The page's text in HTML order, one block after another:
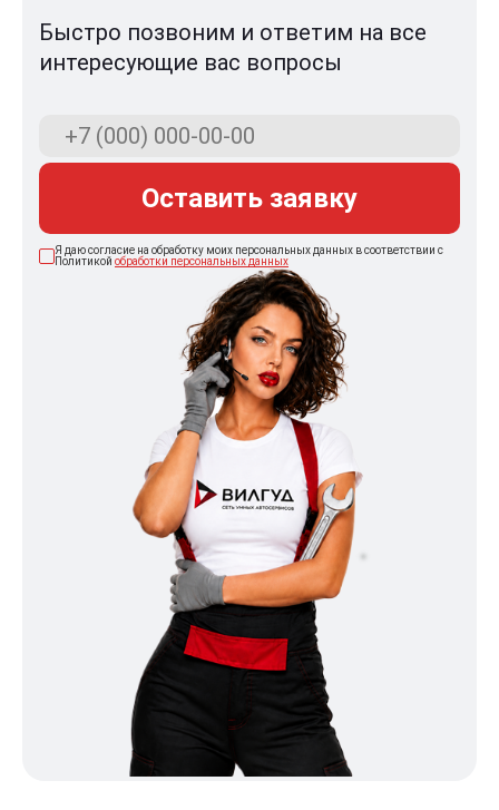
Быстро позвоним и ответим на все
интересующие вас вопросы
Оставить заявку
Я даю согласие на обработку моих персональных данных в соответствии с
Политикой обработки персональных данных